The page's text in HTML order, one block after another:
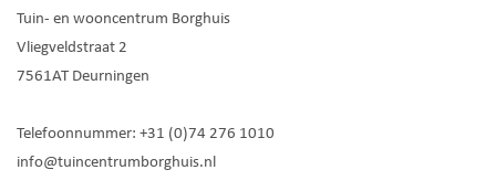
Tuin- en wooncentrum Borghuis
Vliegveldstraat 2
7561AT Deurningen
Telefoonnummer: +31 (0)74 276 1010
info@tuincentrumborghuis.nl